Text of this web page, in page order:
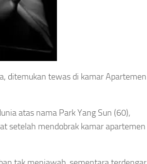
ditemukan tewas di kamar Apartemen
atas nama Park Yang Sun (60),
setelah mendobrak kamar apartemen